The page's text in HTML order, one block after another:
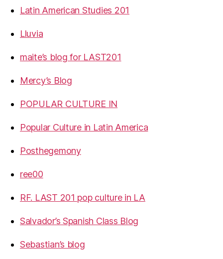
Latin American Studies 201
Lluvia
maite’s blog for LAST201
Mercy’s Blog
POPULAR CULTURE IN
Popular Culture in Latin America
Posthegemony
ree00
RF. LAST 201 pop culture in LA
Salvador’s Spanish Class Blog
Sebastian’s blog